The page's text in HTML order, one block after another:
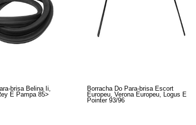
brisa Belina Ii,
E Pampa 85>
Borracha Do Para-brisa Escort
Europeu, Verona Europeu, Logus E
Pointer 93/96